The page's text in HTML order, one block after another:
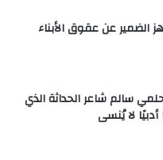
عن عقوق الأبناء
سالم شاعر الحداثة الذي
أدبيًا لا يُنسى